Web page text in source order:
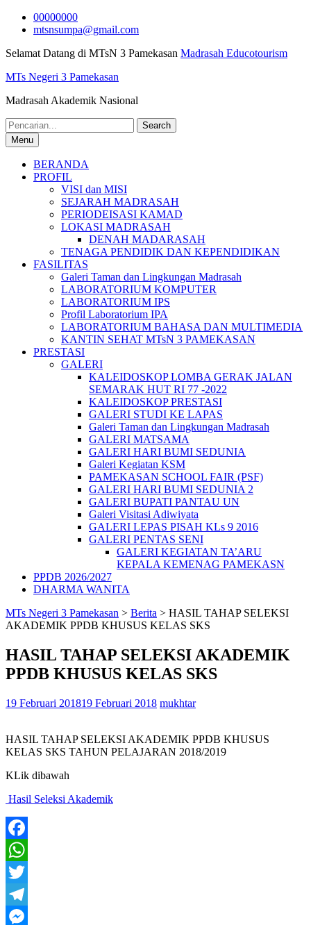
Skip
00000000
mtsnsumpa@gmail.com
Selamat Datang di MTsN 3 Pamekasan Madrasah Educotourism
MTs Negeri 3 Pamekasan
Madrasah Akademik Nasional
Search
for:Menu
BERANDA
PROFIL
VISI dan MISI
SEJARAH MADRASAH
PERIODEISASI KAMAD
LOKASI MADRASAH
DENAH MADARASAH
TENAGA PENDIDIK DAN KEPENDIDIKAN
FASILITAS
Galeri Taman dan Lingkungan Madrasah
LABORATORIUM KOMPUTER
LABORATORIUM IPS
Profil Laboratorium IPA
LABORATORIUM BAHASA DAN MULTIMEDIA
KANTIN SEHAT MTsN 3 PAMEKASAN
PRESTASI
GALERI
KALEIDOSKOP LOMBA GERAK JALAN
SEMARAK HUT RI 77 -2022
KALEIDOSKOP PRESTASI
GALERI STUDI KE LAPAS
Galeri Taman dan Lingkungan Madrasah
GALERI MATSAMA
GALERI HARI BUMI SEDUNIA
Galeri Kegiatan KSM
PAMEKASAN SCHOOL FAIR (PSF)
GALERI HARI BUMI SEDUNIA 2
GALERI BUPATI PANTAU UN
Galeri Visitasi Adiwiyata
GALERI LEPAS PISAH KLs 9 2016
GALERI PENTAS SENI
GALERI KEGIATAN TA’ARU
KEPALA KEMENAG PAMEKASN
PPDB 2026/2027
DHARMA WANITA
MTs Negeri 3 Pamekasan > Berita > HASIL TAHAP SELEKSI
AKADEMIK PPDB KHUSUS KELAS SKS
HASIL TAHAP SELEKSI AKADEMIK
PPDB KHUSUS KELAS SKS
19 Februari 201819 Februari 2018 mukhtar
HASIL TAHAP SELEKSI AKADEMIK PPDB KHUSUS
KELAS SKS TAHUN PELAJARAN 2018/2019
KLik dibawah
Hasil Seleksi Akademik
Facebook
WhatsApp
Twitter
Telegram